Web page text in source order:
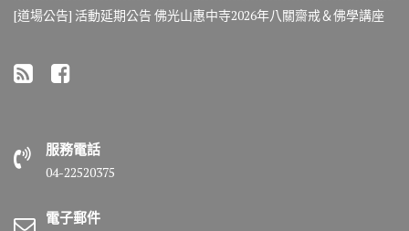
[道場公告] 活動延期公告 佛光山惠中寺2026年八關齋戒＆佛學講座
服務電話
04-22520375
電子郵件